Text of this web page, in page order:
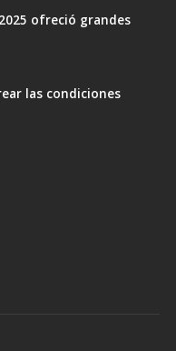
ofreció grandes
las condiciones